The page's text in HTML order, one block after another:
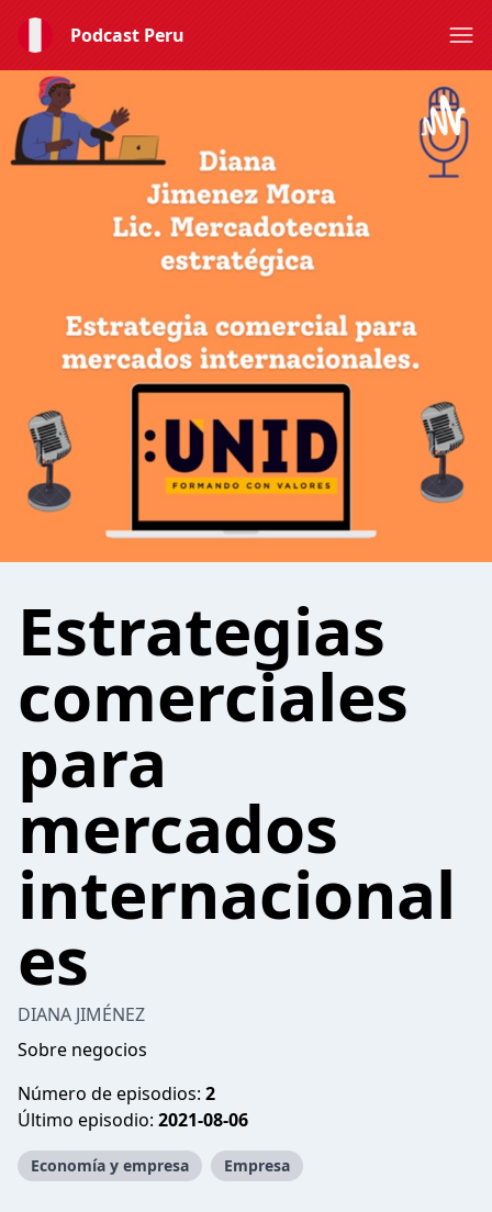
Podcast Peru
Estrategias
comerciales
para
mercados
internacional
es
DIANA JIMÉNEZ
Sobre negocios
Número de episodios: 2
Último episodio: 2021-08-06
Economía y empresa Empresa